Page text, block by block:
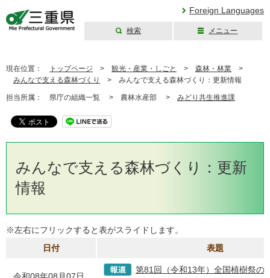
Foreign Languages
検索 メニュー
現在位置： トップページ > 観光・産業・しごと > 森林・林業 >
みんなで支える森林づくり
> みんなで支える森林づくり：更新情報
担当所属： 県庁の組織一覧 > 農林水産部 > みどり共生推進課
みんなで支える森林づくり：更新
情報
※左右にフリックすると表がスライドします。
日付
表題
第81回（令和13年）全国植樹祭の